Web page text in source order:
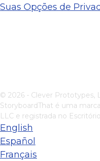
Suas Opções de
© 2026 - Clever Prototypes,
StoryboardThat é uma
LLC e registrada no
English
Español
Français